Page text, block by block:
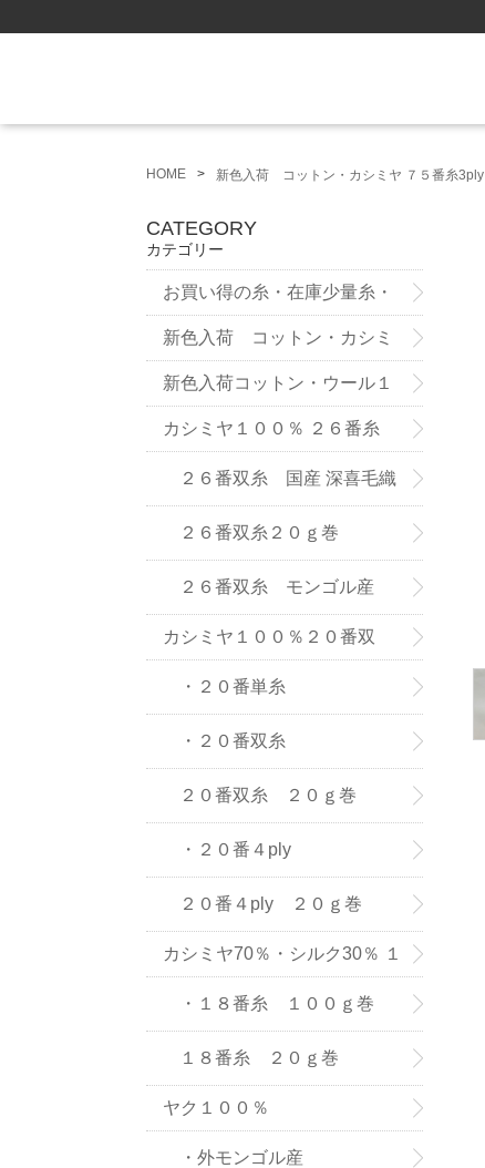
HOME 新色入荷 コットン・カシミヤ ７５番糸3ply
CATEGORY
カテゴリー
お買い得の糸・在庫少量糸・
試作品
新色入荷 コットン・カシミ
ヤ ７５番糸3ply
新色入荷コットン・ウール１
２番双糸
カシミヤ１００％ ２６番糸
２６番双糸 国産 深喜毛織
(株) の紡績糸
２６番双糸２０ｇ巻
２６番双糸 モンゴル産
カシミヤ１００％２０番双
糸・単糸
・２０番単糸
・２０番双糸
２０番双糸 ２０ｇ巻
・２０番４ply
２０番４ply ２０ｇ巻
カシミヤ70％・シルク30％ １
８番糸
・１８番糸 １００ｇ巻
１８番糸 ２０ｇ巻
ヤク１００％
・外モンゴル産